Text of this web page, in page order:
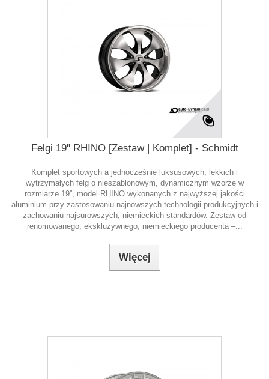
Felgi 19" RHINO [Zestaw | Komplet] - Schmidt
Komplet sportowych a jednocześnie luksusowych, lekkich i
wytrzymałych felg o nieszablonowym, dynamicznym wzorze w
rozmiarze 19”, model RHINO wykonanych z najwyższej jakości
aluminium przy zastosowaniu najnowszych technologii produkcyjnych i
zachowaniu najsurowszych, niemieckich standardów. Zestaw od
renomowanego, ekskluzywnego, niemieckiego producenta –...
Więcej